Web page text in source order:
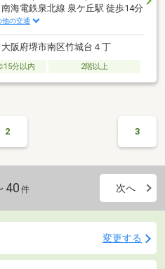
南海電鉄泉北線 泉ケ丘駅 徒歩14分
他の交通
大阪府堺市南区竹城台４丁
15分以内 2階以上
2 3
40 件 次へ
変更する